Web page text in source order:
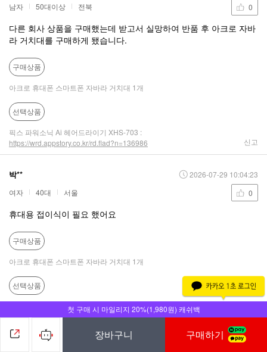
첫 구매 시 마일리지 20%(1,980원) 캐쉬백
장바구니 구매하기
남자
50대이상 전북 0
다른 회사 상품을 구매했는데 받고서 실망하여 반품 후 아크로 자바
라 거치대를 구매하게 됐습니다.
구매상품
아크로 휴대폰 스마트폰 자바라 거치대 1개
선택상품
픽스 파워소닉 Ai 헤어드라이기 XHS-703 :
https://wrd.appstory.co.kr/rd.flad?n=136986
신고
박**
2026-07-29 10:04:23
여자
40대 서울 0
휴대용 접이식이 필요 했어요
구매상품
아크로 휴대폰 스마트폰 자바라 거치대 1개
선택상품
픽스 트랩 전기 파리 모기채 XMR-301 :
https://wrd.appstory.co.kr/rd.flad?n=136988
신고